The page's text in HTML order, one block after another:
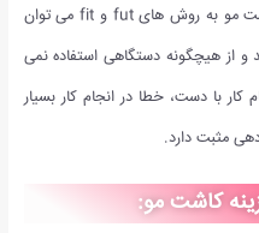
از مواردی که جهت پایین آمدن هزینه کاشت مو به روش های fut و fit می توان
و از هیچگونه دستگاهی استفاده نمی
با دست، خطا در انجام کار بسیار
مثبت دارد.
کاشت مو: